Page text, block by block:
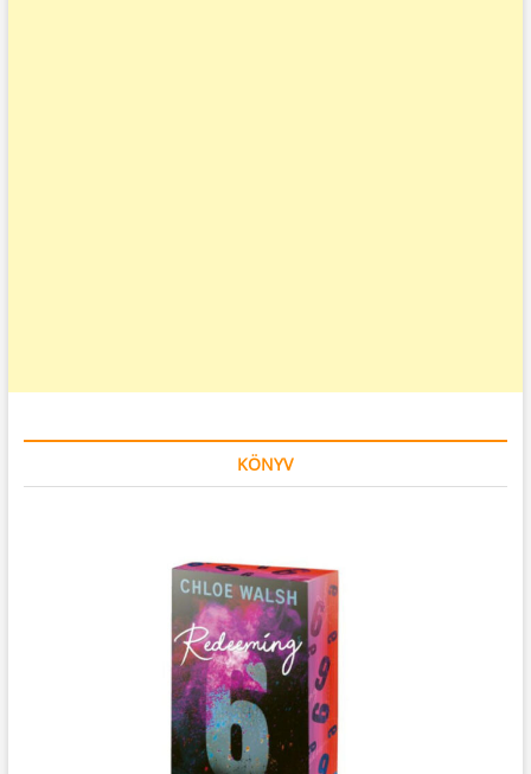
KÖNYV